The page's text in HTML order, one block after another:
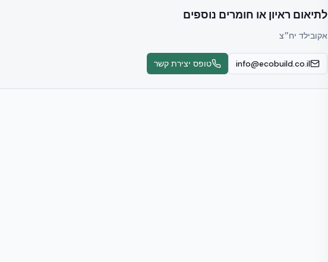
לתיאום ראיון או חומרים נוספים
אקובילד יח״צ
info@ecobuild.co.il טופס יצירת קשר